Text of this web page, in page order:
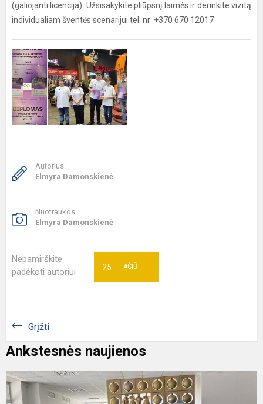
(galiojanti licencija). Užsisakykite pliūpsnį laimės ir derinkite vizitą
individualiam šventės scenarijui tel. nr: +370 670 12017
Autorius:
Elmyra Damonskienė
Nuotraukos:
Elmyra Damonskienė
Nepamirškite
padėkoti autoriui
AČIŪ
25
Grįžti
Ankstesnės naujienos